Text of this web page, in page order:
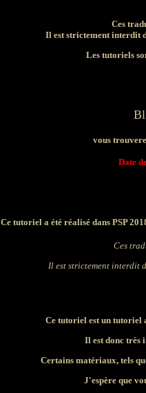
Ces
Il est strictement interdit
Les tutoriels
vous
Date
Ce tutoriel a été réalisé dans PSP
Ces
Il est strictement interdit
Ce tutoriel est un tutoriel
Il est donc très
Certains matériaux, tels
J'espère que